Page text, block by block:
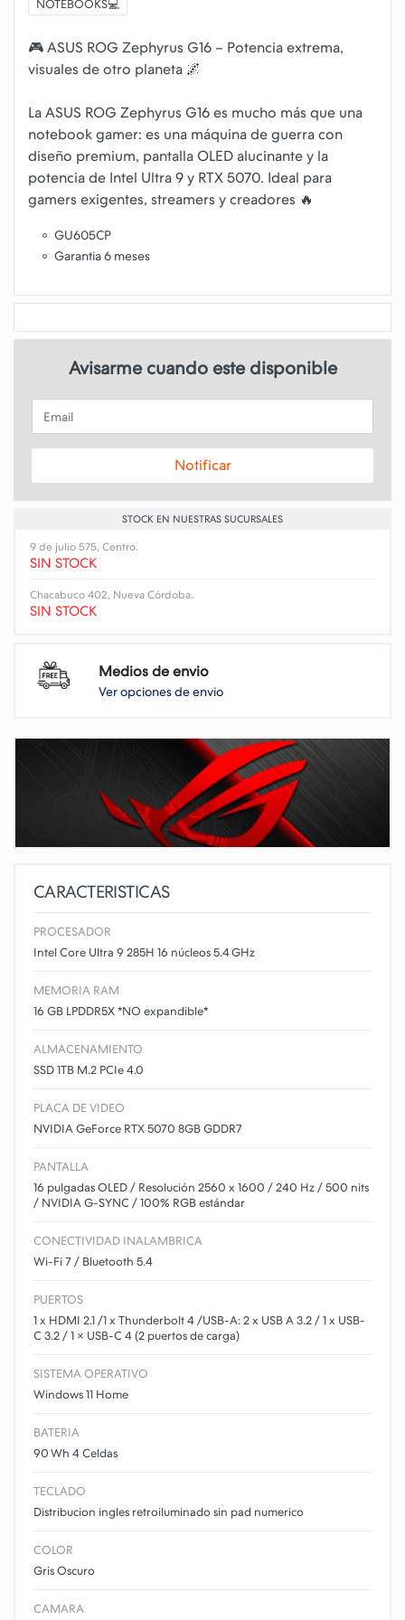
NOTEBOOKS💻
🎮 ASUS ROG Zephyrus G16 – Potencia extrema,
visuales de otro planeta 🌌
La ASUS ROG Zephyrus G16 es mucho más que una
notebook gamer: es una máquina de guerra con
diseño premium, pantalla OLED alucinante y la
potencia de Intel Ultra 9 y RTX 5070. Ideal para
GU605CP
Garantia 6 meses
Avisarme cuando este disponible
Email
Notificar
STOCK EN NUESTRAS SUCURSALES
9 de julio 575, Centro.
SIN STOCK
Chacabuco 402, Nueva Córdoba.
SIN STOCK
Medios de envio
Ver opciones de envio
CARACTERISTICAS
PROCESADOR
Intel Core Ultra 9 285H 16 núcleos 5.4 GHz
MEMORIA RAM
16 GB LPDDR5X *NO expandible*
ALMACENAMIENTO
SSD 1TB M.2 PCIe 4.0
PLACA DE VIDEO
NVIDIA GeForce RTX 5070 8GB GDDR7
PANTALLA
16 pulgadas OLED / Resolución 2560 x 1600 / 240 Hz / 500 nits
/ NVIDIA G-SYNC / 100% RGB estándar
CONECTIVIDAD INALAMBRICA
Wi-Fi 7 / Bluetooth 5.4
PUERTOS
1 x HDMI 2.1 /1 x Thunderbolt 4 /USB-A: 2 x USB A 3.2 / 1 x USB-
C 3.2 / 1 × USB-C 4 (2 puertos de carga)
SISTEMA OPERATIVO
Windows 11 Home
BATERIA
90 Wh 4 Celdas
TECLADO
Distribucion ingles retroiluminado sin pad numerico
COLOR
Gris Oscuro
CAMARA